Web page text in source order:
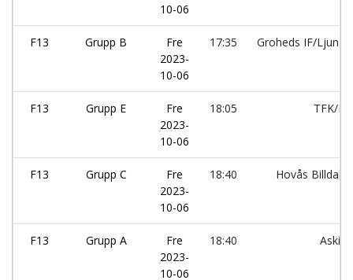
10-06
F13 Grupp B
Fre
2023-
10-06
17:35
Groheds IF/
F13 Grupp E
Fre
2023-
10-06
18:05 TFK/
F13 Grupp C
Fre
2023-
10-06
18:40 Hovås
F13 Grupp A
Fre
2023-
10-06
18:40